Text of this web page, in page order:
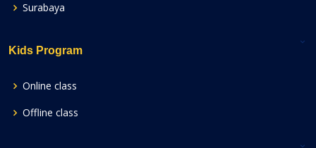
Surabaya
Kids Program
Online class
Offline class